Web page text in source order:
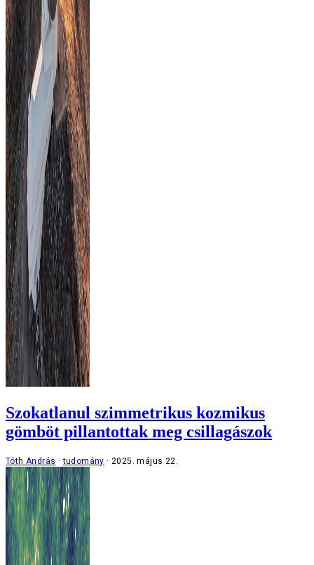
Szokatlanul szimmetrikus kozmikus
gömböt pillantottak meg csillagászok
Tóth András tudomány 2025. május 22.